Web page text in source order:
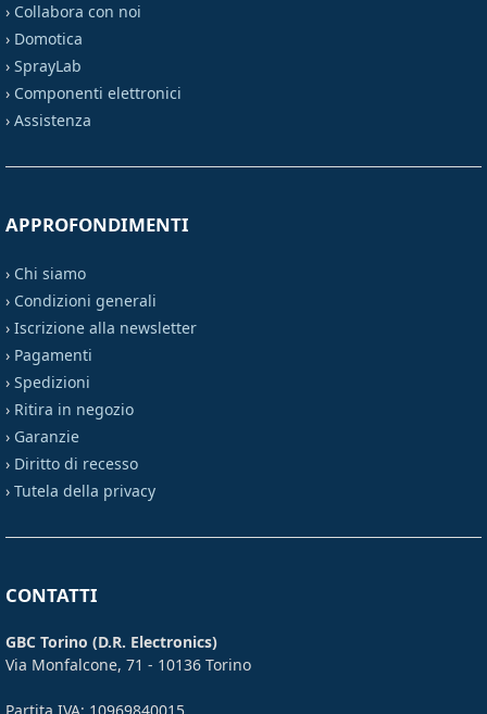
› Collabora con noi
› Domotica
› SprayLab
› Componenti elettronici
› Assistenza
APPROFONDIMENTI
› Chi siamo
› Condizioni generali
› Iscrizione alla newsletter
› Pagamenti
› Spedizioni
› Ritira in negozio
› Garanzie
› Diritto di recesso
› Tutela della privacy
CONTATTI
GBC Torino (D.R. Electronics)
Via Monfalcone, 71 - 10136 Torino